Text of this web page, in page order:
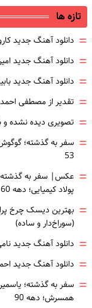
تازه ها
= دانلود آهنگ جدید
= دانلود آهنگ جدید
= دانلود آهنگ جدید
= تقدیر از مصطفی
= تصویری دیده نشده
=
53
= عکس| سفر به گذشته؛
پولاد کیمیایی؛ دهه 60
= بهترین دیسک چرخ
(سوراخ‌دار و ساده)
= دانلود آهنگ جدید
= دانلود آهنگ جدید
= سفر به گذشته؛
همسرش؛ دهه 90